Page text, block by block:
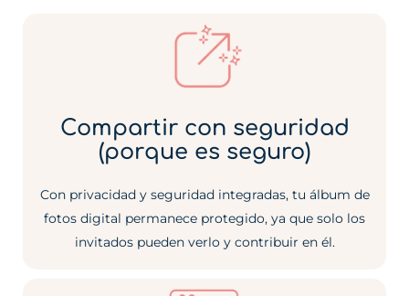
Compartir con seguridad
(porque es seguro)
Con privacidad y seguridad integradas, tu álbum de
fotos digital permanece protegido, ya que solo los
invitados pueden verlo y contribuir en él.